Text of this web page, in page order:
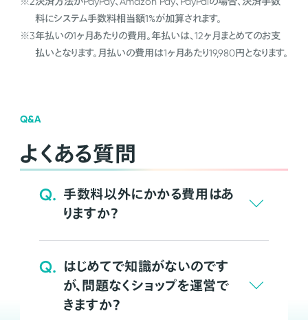
料にシステム手数料相当額1%が加算されます。
※3年払いの1ヶ月あたりの費用。年払いは、12ヶ月まとめてのお支
払いとなります。月払いの費用は1ヶ月あたり19,980円となります。
Q&A
よくある質問
Q. 手数料以外にかかる費用はあ
りますか？
Q. はじめてで知識がないのです
が、問題なくショップを運営で
きますか？